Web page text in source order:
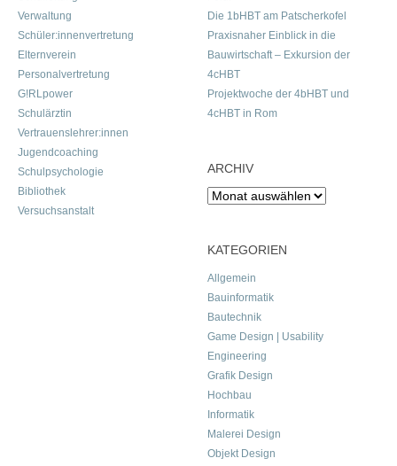
Verwaltung
Schüler:innenvertretung
Elternverein
Personalvertretung
G!RLpower
Schulärztin
Vertrauenslehrer:innen
Jugendcoaching
Schulpsychologie
Bibliothek
Versuchsanstalt
Die 1bHBT am Patscherkofel
Praxisnaher Einblick in die
Bauwirtschaft – Exkursion der
4cHBT
Projektwoche der 4bHBT und
4cHBT in Rom
ARCHIV
Archiv
KATEGORIEN
Allgemein
Bauinformatik
Bautechnik
Game Design | Usability
Engineering
Grafik Design
Hochbau
Informatik
Malerei Design
Objekt Design